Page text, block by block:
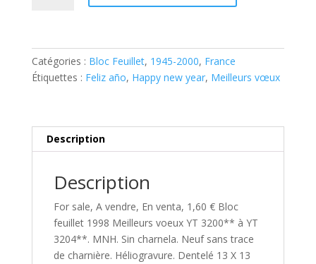
Meilleurs
voeux
à
Catégories : Bloc Feuillet, 1945-2000, France
Étiquettes : Feliz año, Happy new year, Meilleurs vœux
Description
Description
For sale, A vendre, En venta, 1,60 € Bloc
feuillet 1998 Meilleurs voeux YT 3200** à YT
3204**. MNH. Sin charnela. Neuf sans trace
de charnière. Héliogravure. Dentelé 13 X 13